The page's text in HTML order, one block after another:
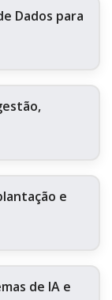
Dados para
e
de IA e